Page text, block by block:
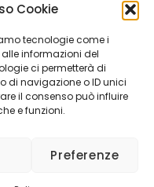
Cookie
tecnologie come i
informazioni del
ci permetterà di
di navigazione o ID unici
il consenso può influire
e funzioni.
Preferenze
03151820721 -